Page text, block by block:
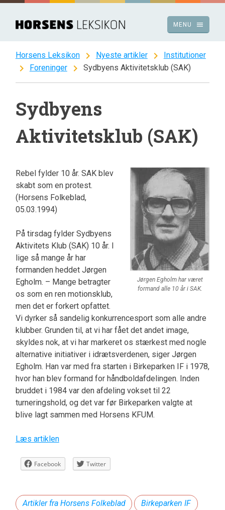
Spring
indhold
menu
MENU
Horsens Leksikon chevron_right Nyeste artikler chevron_right Institutioner
chevron_right Foreninger chevron_right Sydbyens Aktivitetsklub (SAK)
Sydbyens
Aktivitetsklub (SAK)
Jørgen Egholm har været
formand alle 10 år i SAK.
Rebel fylder 10 år. SAK blev
skabt som en protest.
(Horsens Folkeblad,
05.03.1994)
På tirsdag fylder Sydbyens
Aktivitets Klub (SAK) 10 år. I
lige så mange år har
formanden heddet Jørgen
Egholm. – Mange betragter
os som en ren motionsklub,
men det er forkert opfattet.
Vi dyrker så sandelig konkurrencesport som alle andre
klubber. Grunden til, at vi har fået det andet image,
skyldes nok, at vi har markeret os stærkest med nogle
alternative initiativer i idrætsverdenen, siger Jørgen
Egholm. Han var med fra starten i Birkeparken IF i 1978,
hvor han blev formand for håndboldafdelingen. Inden
bruddet i 1984 var den afdeling vokset til 22
turneringshold, og det var før Birkeparken valgte at
blive lagt sammen med Horsens KFUM.
Læs artiklen
Facebook Twitter
Artikler fra Horsens Folkeblad Birkeparken IF